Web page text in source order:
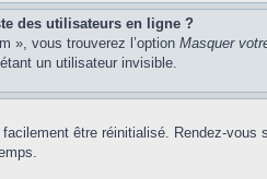
des utilisateurs en ligne ?
», vous trouverez l’option Masquer
un utilisateur invisible.
être réinitialisé. Rendez-vous